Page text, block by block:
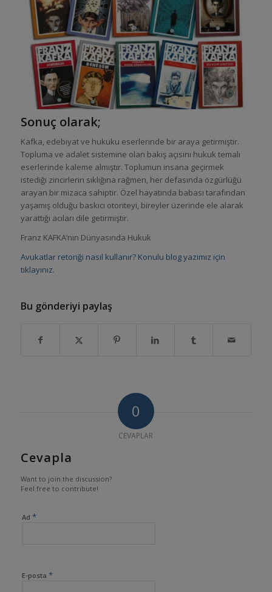
Sonuç olarak;
Kafka, edebiyat ve hukuku eserlerinde bir araya getirmiştir.
Topluma ve adalet sistemine olan bakış açısını hukuk temalı
eserlerinde kaleme almıştır. Toplumun insana geçirmek
istediği zincirlerin sıklığına rağmen, her defasında özgürlüğü
arayan bir mizaca sahiptir. Özel hayatında babası tarafından
yaşamış olduğu baskıcı otoriteyi, bireyler üzerinde ele alarak
yarattığı acıları dile getirmiştir.
Franz KAFKA’nın Dünyasında Hukuk
Avukatlar retoriği nasıl kullanır? Konulu blog yazımız için
tıklayınız.
Bu gönderiyi paylaş
0
CEVAPLAR
Cevapla
Want to join the discussion?
Feel free to contribute!
Ad *
E-posta *